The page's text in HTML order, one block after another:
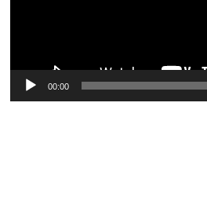
00:00